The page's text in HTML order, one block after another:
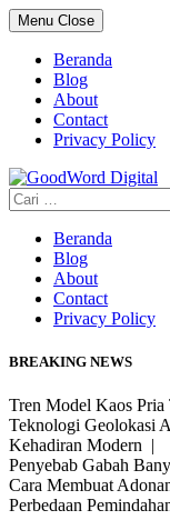
Skip
to
content
Menu Close
Beranda
Blog
About
Contact
Privacy Policy
Cari
untuk:
Beranda
Blog
About
Contact
Privacy Policy
BREAKING NEWS
Tren Model Kaos
Teknologi Geolokasi
Kehadiran Modern |
Penyebab Gabah
Cara Membuat
Perbedaan